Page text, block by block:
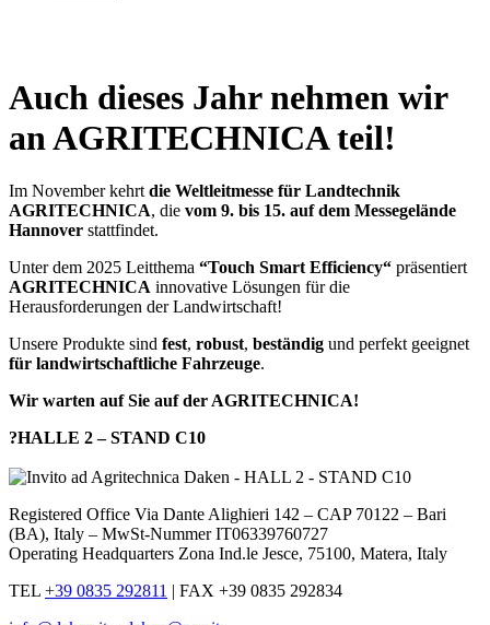
Auch dieses Jahr nehmen wir
an AGRITECHNICA teil!
Im November kehrt die Weltleitmesse für Landtechnik
AGRITECHNICA, die vom 9. bis 15. auf dem Messegelände
Hannover stattfindet.
Unter dem 2025 Leitthema “Touch Smart Efficiency“ präsentiert
AGRITECHNICA innovative Lösungen für die
Herausforderungen der Landwirtschaft!
Unsere Produkte sind fest, robust, beständig und perfekt geeignet
für landwirtschaftliche Fahrzeuge.
Wir warten auf Sie auf der AGRITECHNICA!
?HALLE 2 – STAND C10
Registered Office Via Dante Alighieri 142 – CAP 70122 – Bari
(BA), Italy – MwSt-Nummer IT06339760727
Operating Headquarters Zona Ind.le Jesce, 75100, Matera, Italy
TEL +39 0835 292811 | FAX +39 0835 292834